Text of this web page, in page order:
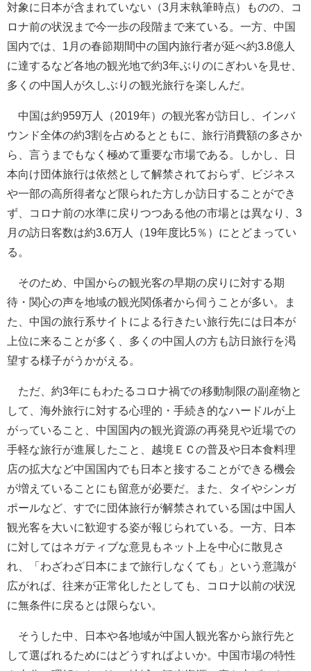
対象に日本が含まれていない（3月末執筆時点）ものの、コ
ロナ前の状況まで今一歩の段階まで来ている。一方、中国
国内では、1月の春節期間中の国内旅行者が延べ約3.8億人
に達するなど各地の観光地で約3年ぶりのにぎわいを見せ、
多くの中国人が久しぶりの観光旅行を楽しんだ。
中国は約959万人（2019年）の観光客が訪日し、インバ
ウンド全体の約3割を占めるとともに、旅行消費額の多さか
ら、言うまでもなく極めて重要な市場である。しかし、日
本向け団体旅行は依然として解禁されておらず、ビジネス
や一部の高所得者など限られた方しか訪日することができ
ず、コロナ前の水準に戻りつつある他の市場とは異なり、3
月の訪日客数は約3.6万人（19年度比5％）にとどまってい
る。
そのため、中国からの観光客の早期の戻りに対する期
待・関心の声を地域の観光関係者から伺うことが多い。ま
た、中国の旅行系サイトによる行きたい旅行先には日本が
上位に来ることが多く、多くの中国人の方も訪日旅行を渇
望する様子がうかがえる。
ただ、約3年にもわたるコロナ禍での移動制限の副産物と
して、海外旅行に対する心理的・手続き的なハードルが上
がっていること、中国国内の観光資源の再発見や近場での
手軽な旅行が進展したこと、越境ＥＣの普及や日本食料理
店の拡大など中国国内でも日本と接することができる機会
が増えていることにも留意が必要だ。また、タイやシンガ
ポールなど、すでに団体旅行が解禁されている国は中国人
観光客を大いに歓迎する姿が報じられている。一方、日本
に対してはネガティブな意見もネット上を中心に散見さ
れ、「わざわざ日本にまで旅行しなくても」という意識が
広がれば、往来が正常化したとしても、コロナ以前の状況
に無条件に戻るとは限らない。
そうした中、日本や各地域が中国人観光客から旅行先と
して選ばれるためにはどうすればよいか。中国市場の特性